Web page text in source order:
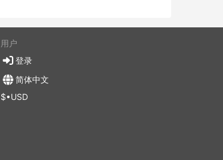
用户
登录
简体中文
$•USD